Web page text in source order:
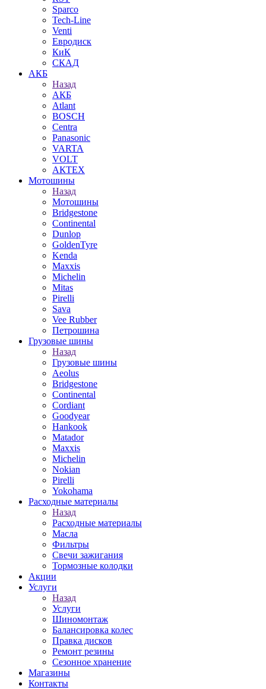
Sparco
Tech-Line
Venti
Евродиск
КиК
СКАД
АКБ
Назад
АКБ
Atlant
BOSCH
Centra
Panasonic
VARTA
VOLT
АКТЕХ
Мотошины
Назад
Мотошины
Bridgestone
Continental
Dunlop
GoldenTyre
Kenda
Maxxis
Michelin
Mitas
Pirelli
Sava
Vee Rubber
Петрошина
Грузовые шины
Назад
Грузовые шины
Aeolus
Bridgestone
Continental
Cordiant
Goodyear
Hankook
Matador
Maxxis
Michelin
Nokian
Pirelli
Yokohama
Расходные материалы
Назад
Расходные материалы
Масла
Фильтры
Свечи зажигания
Тормозные колодки
Акции
Услуги
Назад
Услуги
Шиномонтаж
Балансировка колес
Правка дисков
Ремонт резины
Сезонное хранение
Магазины
Контакты